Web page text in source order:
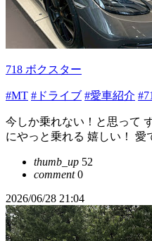
718 ボクスター
#MT #ドライブ #愛車紹介
今しか乗れない！と思って
にやっと乗れる 嬉しい！ 愛
thumb_up 52
comment0
2026/06/28 21:04